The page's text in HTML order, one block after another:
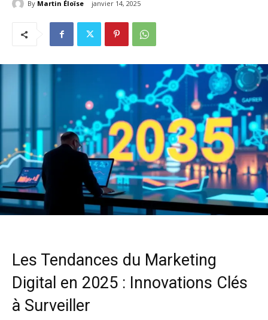
By Martin Éloïse janvier 14, 2025
Les Tendances du Marketing
Digital en 2025 : Innovations Clés
à Surveiller